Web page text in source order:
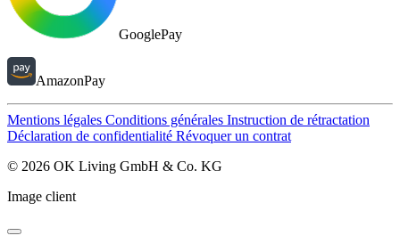
GooglePay
AmazonPay
Mentions légales Conditions générales Instruction de rétractation
Déclaration de confidentialité Révoquer un contrat
© 2026 OK Living GmbH & Co. KG
Image client